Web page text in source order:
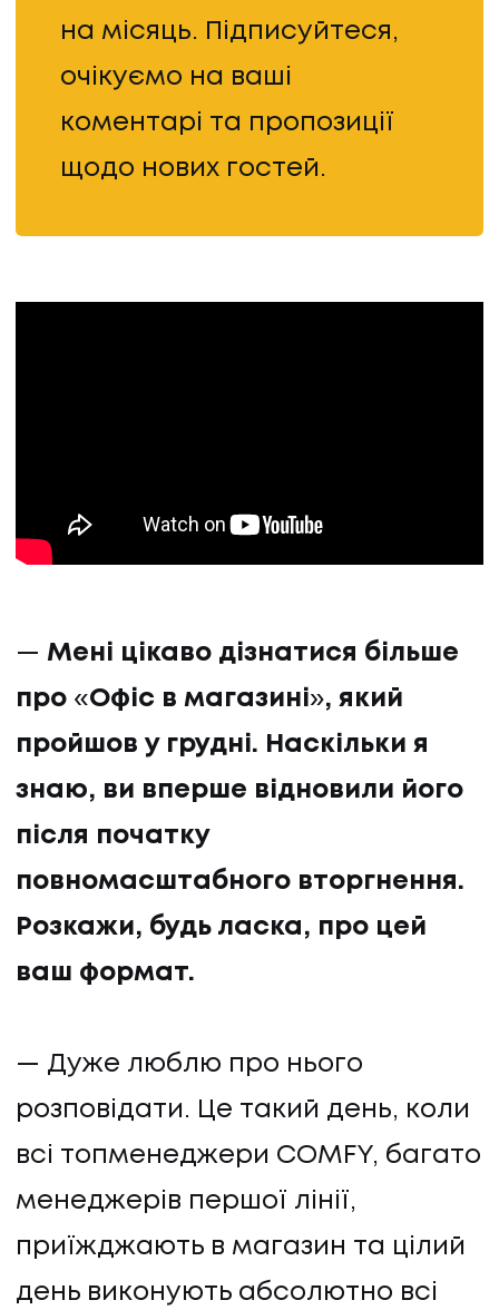
на місяць. Підписуйтеся,
очікуємо на ваші
коментарі та пропозиції
щодо нових гостей.
— Мені цікаво дізнатися більше
про «Офіс в магазині», який
пройшов у грудні. Наскільки я
знаю, ви вперше відновили його
після початку
повномасштабного вторгнення.
Розкажи, будь ласка, про цей
ваш формат.
— Дуже люблю про нього
розповідати. Це такий день, коли
всі топменеджери COMFY, багато
менеджерів першої лінії,
приїжджають в магазин та цілий
день виконують абсолютно всі